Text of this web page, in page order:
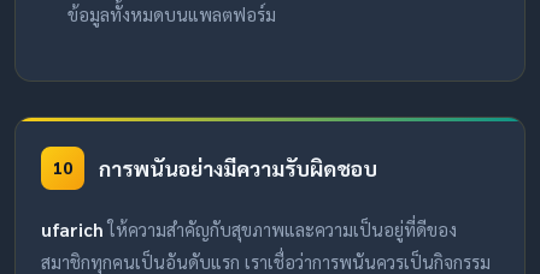
ข้อมูลทั้งหมดบนแพลตฟอร์ม
10 การพนันอย่างมีความรับผิดชอบ
ufarich ให้ความสำคัญกับสุขภาพและความเป็นอยู่ที่ดีของ
สมาชิกทุกคนเป็นอันดับแรก เราเชื่อว่าการพนันควรเป็นกิจกรรม